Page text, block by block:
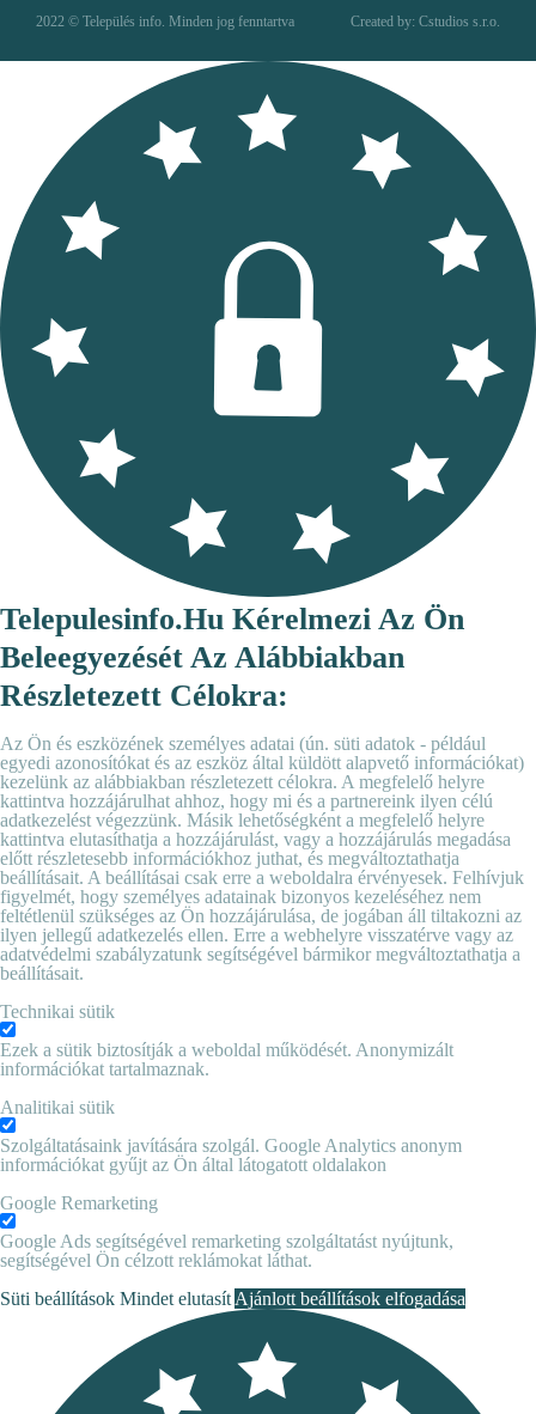
2022 © Település info. Minden jog fenntartva Created by: Cstudios s.r.o.
Telepulesinfo.hu Kérelmezi Az Ön
Beleegyezését Az Alábbiakban
Részletezett Célokra:
Az Ön és eszközének személyes adatai (ún. süti adatok - például
egyedi azonosítókat és az eszköz által küldött alapvető információkat)
kezelünk az alábbiakban részletezett célokra. A megfelelő helyre
kattintva hozzájárulhat ahhoz, hogy mi és a partnereink ilyen célú
adatkezelést végezzünk. Másik lehetőségként a megfelelő helyre
kattintva elutasíthatja a hozzájárulást, vagy a hozzájárulás megadása
előtt részletesebb információkhoz juthat, és megváltoztathatja
beállításait. A beállításai csak erre a weboldalra érvényesek. Felhívjuk
figyelmét, hogy személyes adatainak bizonyos kezeléséhez nem
feltétlenül szükséges az Ön hozzájárulása, de jogában áll tiltakozni az
ilyen jellegű adatkezelés ellen. Erre a webhelyre visszatérve vagy az
adatvédelmi szabályzatunk segítségével bármikor megváltoztathatja a
beállításait.
Technikai sütik
Ezek a sütik biztosítják a weboldal működését. Anonymizált
információkat tartalmaznak.
Analitikai sütik
Szolgáltatásaink javítására szolgál. Google Analytics anonym
információkat gyűjt az Ön által látogatott oldalakon
Google Remarketing
Google Ads segítségével remarketing szolgáltatást nyújtunk,
segítségével Ön célzott reklámokat láthat.
Süti beállítások Mindet elutasít Ajánlott beállítások elfogadása